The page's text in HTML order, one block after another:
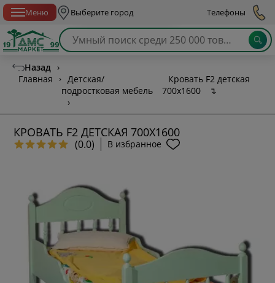
Меню Выберите город Телефоны
Назад ›
Главная
›
Детская/
подростковая мебель
›
Кровать F2 детская
700х1600
↴
КРОВАТЬ F2 ДЕТСКАЯ 700Х1600
(0.0) В избранное